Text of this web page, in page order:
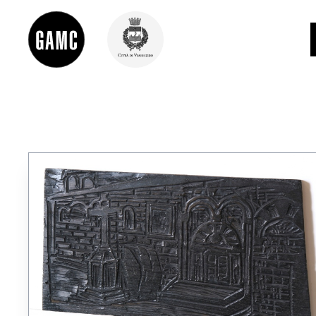
SHOP
LE COLLEZIONI
GLI AUTORI
LORENZO VIANI
MOSTRE
EVENTI
PALAZZO DELLE MUSE